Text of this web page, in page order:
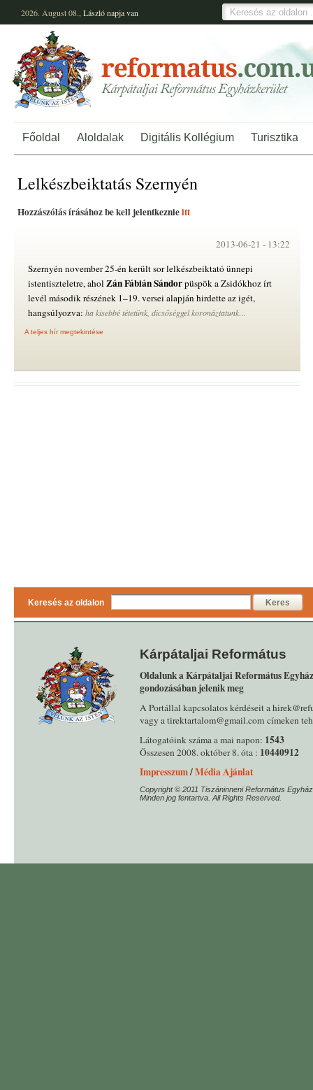
2026. August 08., Lászlónapja van
Főoldal Aloldalak Digitális Kollégium Turisztika
Lelkészbeiktatás Szernyén
Hozzászólás írásához be kell jelentkeznieitt
2013-06-21 - 13:22
Szernyén november 25-én került sor lelkészbeiktató ünnepi
istentiszteletre, aholZán Fábián Sándorpüspök a Zsidókhoz írt
levél második részének 1–19. versei alapján hirdette az igét,
hangsúlyozva: ha kisebbé tétetünk, dicsőséggel koronáztatunk…
A teljes hír megtekintése
Keresés az oldalon Keres
Kárpátaljai Református
Oldalunk a Kárpátaljai Református
gondozásában jelenik meg
A Portállal kapcsolatos kérdéseit a
vagy a tirektartalom@gmail.com címeken
Látogatóink száma a mai napon: 1543
Összesen 2008. október 8. óta : 10440912
Impresszum/Média Ajánlat
Copyright © 2011 Tiszáninneni Református
Minden jog fentartva. All Rights Reserved.